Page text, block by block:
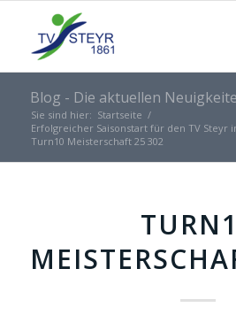
Blog - Die aktuellen
Sie sind hier: Startseite /
Erfolgreicher Saisonstart für den TV Steyr
Turn10 Meisterschaft 25 302